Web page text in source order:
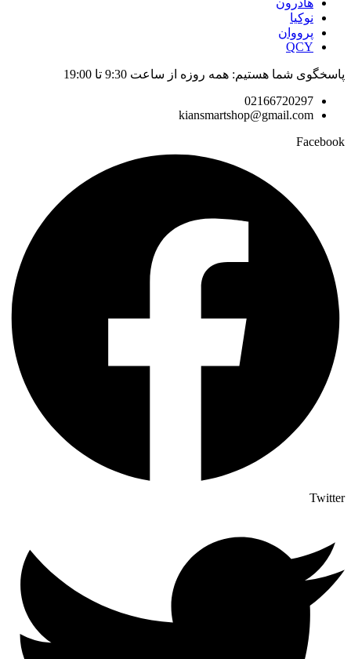
هادرون
نوکیا
پرووان
QCY
پاسخگوی شما هستیم: همه روزه از ساعت 9:30 تا 19:00
02166720297
kiansmartshop@gmail.com
Facebook
Twitter